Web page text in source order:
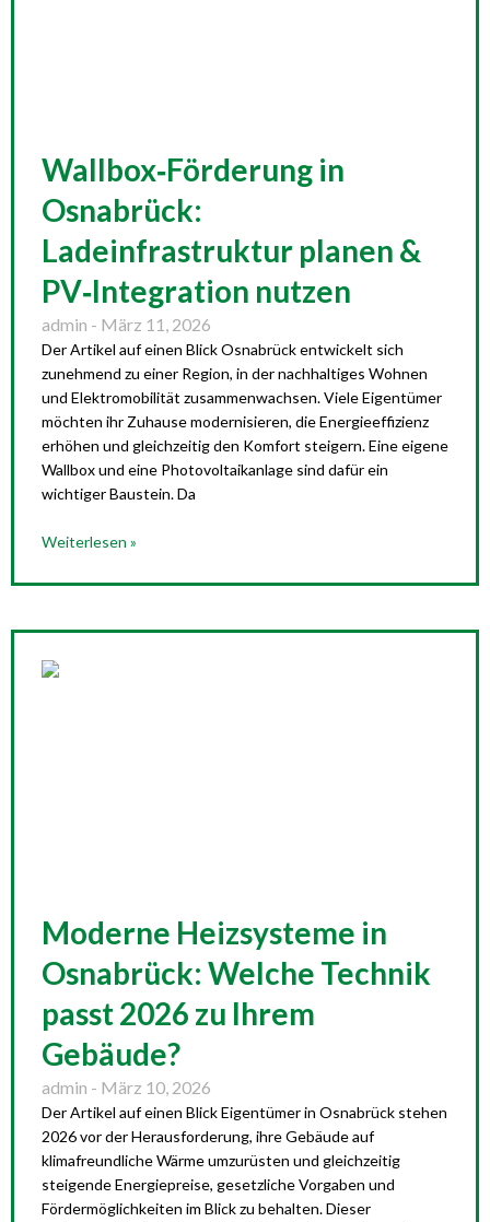
Wallbox‑Förderung in
Osnabrück:
Ladeinfrastruktur planen &
PV‑Integration nutzen
admin März 11, 2026
Der Artikel auf einen Blick Osnabrück entwickelt sich
zunehmend zu einer Region, in der nachhaltiges Wohnen
und Elektromobilität zusammenwachsen. Viele Eigentümer
möchten ihr Zuhause modernisieren, die Energieeffizienz
erhöhen und gleichzeitig den Komfort steigern. Eine eigene
Wallbox und eine Photovoltaikanlage sind dafür ein
wichtiger Baustein. Da
Weiterlesen »
Moderne Heizsysteme in
Osnabrück: Welche Technik
passt 2026 zu Ihrem
Gebäude?
admin März 10, 2026
Der Artikel auf einen Blick Eigentümer in Osnabrück stehen
2026 vor der Herausforderung, ihre Gebäude auf
klimafreundliche Wärme umzurüsten und gleichzeitig
steigende Energiepreise, gesetzliche Vorgaben und
Fördermöglichkeiten im Blick zu behalten. Dieser